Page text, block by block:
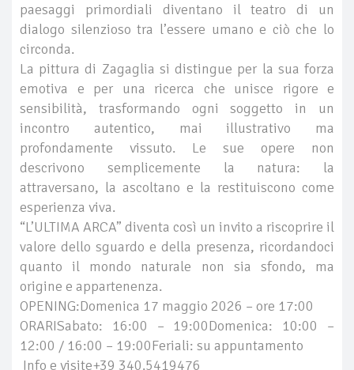
paesaggi primordiali diventano il teatro di un
dialogo silenzioso tra l’essere umano e ciò che lo
circonda.
La pittura di Zagaglia si distingue per la sua forza
emotiva e per una ricerca che unisce rigore e
sensibilità, trasformando ogni soggetto in un
incontro autentico, mai illustrativo ma
profondamente vissuto. Le sue opere non
descrivono semplicemente la natura: la
attraversano, la ascoltano e la restituiscono come
esperienza viva.
“L’ULTIMA ARCA” diventa così un invito a riscoprire il
valore dello sguardo e della presenza, ricordandoci
quanto il mondo naturale non sia sfondo, ma
origine e appartenenza.
OPENING:Domenica 17 maggio 2026 – ore 17:00
ORARISabato: 16:00 – 19:00Domenica: 10:00 –
12:00 / 16:00 – 19:00Feriali: su appuntamento
Info e visite+39 340.5419476